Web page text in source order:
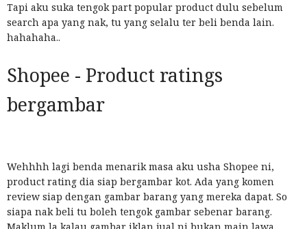
Tapi aku suka tengok part popular product dulu sebelum
search apa yang nak, tu yang selalu ter beli benda lain.
hahahaha..
Shopee - Product ratings
bergambar
Wehhhh lagi benda menarik masa aku usha Shopee ni,
product rating dia siap bergambar kot. Ada yang komen
review siap dengan gambar barang yang mereka dapat. So
siapa nak beli tu boleh tengok gambar sebenar barang.